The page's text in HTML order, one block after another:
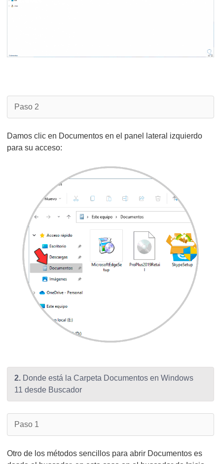
Paso 2
Damos clic en Documentos en el panel lateral izquierdo
para su acceso:
2. Donde está la Carpeta Documentos en Windows
11 desde Buscador
Paso 1
Otro de los métodos sencillos para abrir Documentos es